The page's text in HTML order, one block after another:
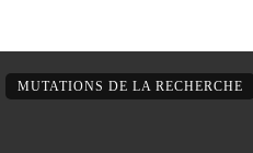
MUTATIONS DE LA RECHERCHE